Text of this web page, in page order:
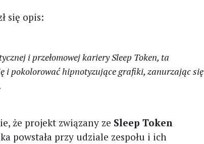
się opis:
i przełomowej kariery Sleep Token, ta
i pokolorować hipnotyzujące grafiki, zanurzając się
że projekt związany ze Sleep Token
powstała przy udziale zespołu i ich